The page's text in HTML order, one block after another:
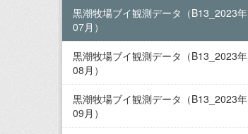
黒潮牧場ブイ観測データ（B13_2023年
07月）
黒潮牧場ブイ観測データ（B13_2023年
08月）
黒潮牧場ブイ観測データ（B13_2023年
09月）